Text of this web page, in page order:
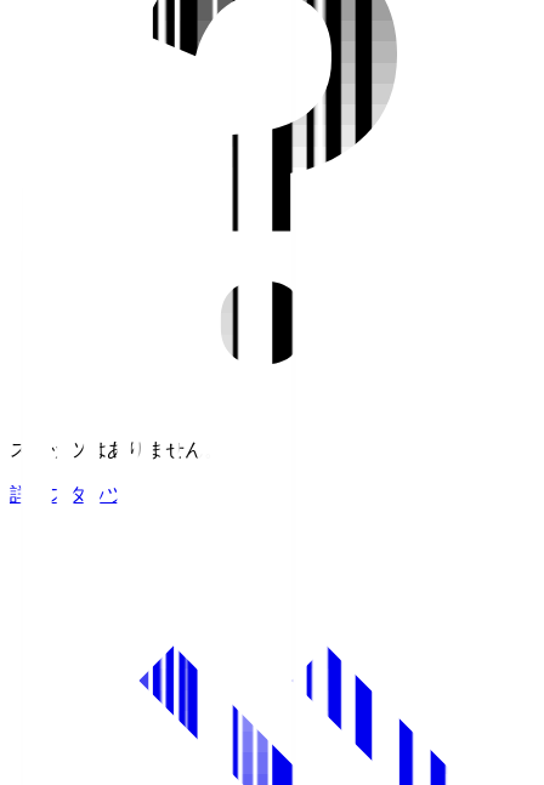
スタッツはありません。
詳細スタッツ